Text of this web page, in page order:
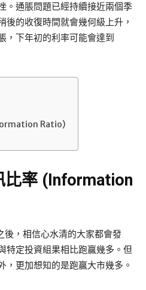
。通脹問題已經持續接近兩個季
後的收復時間就會幾何級上升，
，下年初的利率可能會達到
Ratio)
比率 (Information
，相信心水清的大家都會發
特定投資組果相比跑贏幾多。但
，更加想知的是跑贏大市幾多。